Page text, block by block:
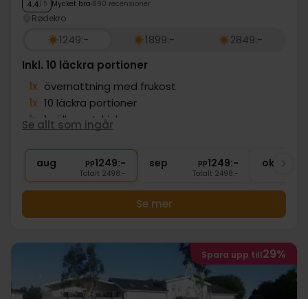
4.4/ 5 Mycket bra 890 recensioner
Rødekro
1249:- 1899:-
2849:-
Inkl. 10 läckra portioner
1x övernattning med frukost
1x 10 läckra portioner
1x 1 välkomstdrink
Gratis kaffe i loungen
∞ Gratis internet och parkering
Se allt som ingår
aug pp1249:-
Totalt 2498:-
sep pp1249:-
Totalt 2498:-
okt
Se mer
Spara upp till29%